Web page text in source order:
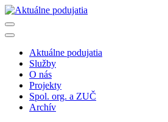
Aktuálne podujatia
Služby
O nás
Projekty
Spol. org. a ZUČ
Archív